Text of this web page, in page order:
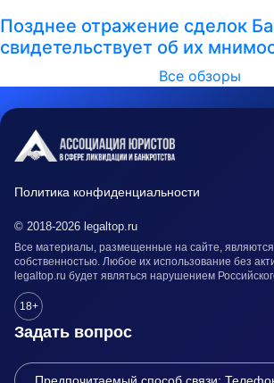
Позднее отражение сделок
свидетельствует об их
Все обзоры
Политика конфиденциальности
© 2018-2026 legaltop.ru
Все материалы, размещенные на сайте, являются
собственностью. Любое их использование без
legaltop.ru будет являться нарушением
18+
Задать вопрос